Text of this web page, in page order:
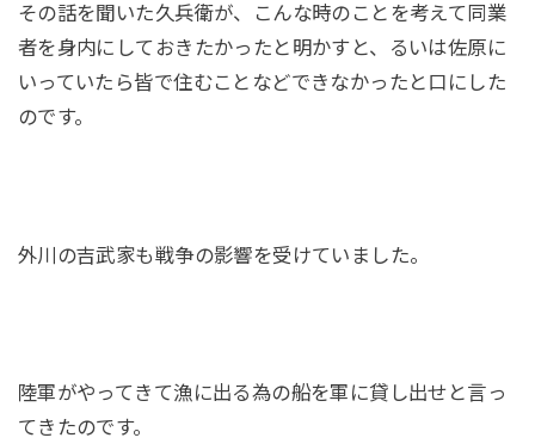
その話を聞いた久兵衛が、こんな時のことを考えて同業
者を身内にしておきたかったと明かすと、るいは佐原に
いっていたら皆で住むことなどできなかったと口にした
のです。
外川の吉武家も戦争の影響を受けていました。
陸軍がやってきて漁に出る為の船を軍に貸し出せと言っ
てきたのです。